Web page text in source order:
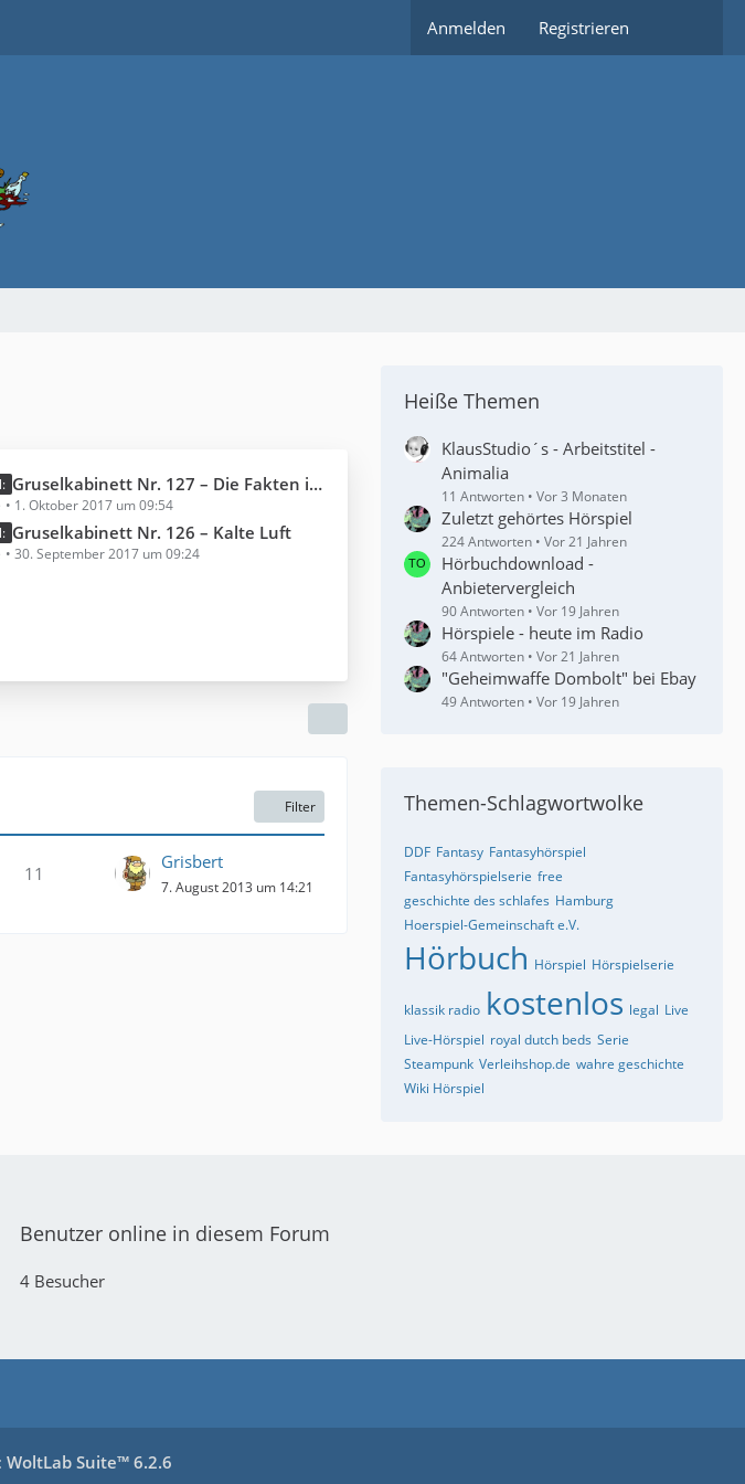
Anmelden Registrieren
Gruselkabinett Nr. 127 – Die Fakten im Fall Valdemar
1. Oktober 2017 um 09:54
Gruselkabinett Nr. 126 – Kalte Luft
30. September 2017 um 09:24
Filter
11
Grisbert
7. August 2013 um 14:21
Heiße Themen
KlausStudio´s - Arbeitstitel -
Animalia
11 Antworten Vor 3 Monaten
Zuletzt gehörtes Hörspiel
224 Antworten Vor 21 Jahren
Hörbuchdownload -
Anbietervergleich
90 Antworten Vor 19 Jahren
Hörspiele - heute im Radio
64 Antworten Vor 21 Jahren
"Geheimwaffe Dombolt" bei Ebay
49 Antworten Vor 19 Jahren
Themen-Schlagwortwolke
DDF Fantasy Fantasyhörspiel
Fantasyhörspielserie free
geschichte des schlafes Hamburg
Hoerspiel-Gemeinschaft e.V.
Hörbuch Hörspiel Hörspielserie
klassik radio kostenlos legal Live
Live-Hörspiel royal dutch beds Serie
Steampunk Verleihshop.de wahre geschichte
Wiki Hörspiel
Benutzer online in diesem Forum
4 Besucher
WoltLab Suite™ 6.2.6